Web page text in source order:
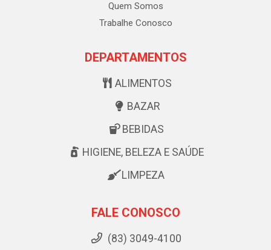
Quem Somos
Trabalhe Conosco
DEPARTAMENTOS
ALIMENTOS
BAZAR
BEBIDAS
HIGIENE, BELEZA E SAÚDE
LIMPEZA
FALE CONOSCO
(83) 3049-4100